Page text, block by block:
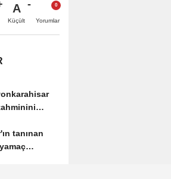
A
Küçült Yorumlar
tanınan